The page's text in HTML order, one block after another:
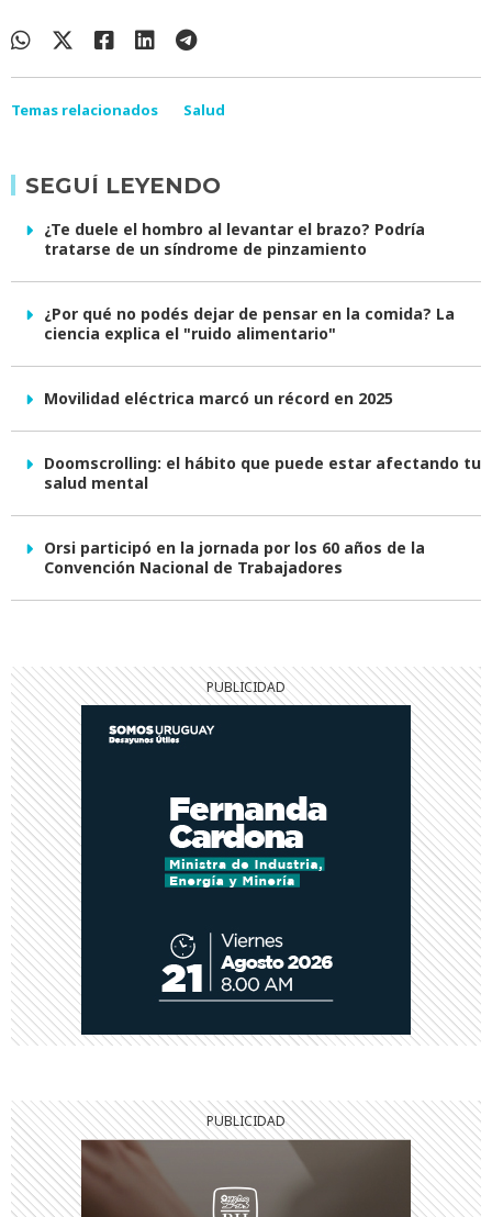
Temas relacionados Salud
SEGUÍ LEYENDO
¿Te duele el hombro al levantar el brazo? Podría
tratarse de un síndrome de pinzamiento
¿Por qué no podés dejar de pensar en la comida? La
ciencia explica el "ruido alimentario"
Movilidad eléctrica marcó un récord en 2025
Doomscrolling: el hábito que puede estar afectando tu
salud mental
Orsi participó en la jornada por los 60 años de la
Convención Nacional de Trabajadores